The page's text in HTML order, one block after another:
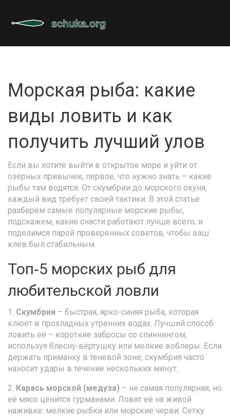
Морская рыба: какие
виды ловить и как
получить лучший улов
Если вы хотите выйти в открытое море и уйти от
озёрных привычек, первое, что нужно знать – какие
рыбы там водятся. От скумбрии до морского окуня,
каждый вид требует своей тактики. В этой статье
разберём самые популярные морские рыбы,
подскажем, какие снасти работают лучше всего, и
поделимся парой проверенных советов, чтобы ваш
клев был стабильным.
Топ‑5 морских рыб для
любительской ловли
1. Скумбрия – быстрая, ярко-синяя рыба, которая
клюёт в прохладных утренних водах. Лучший способ
ловить её – короткие забросы со спиннингом,
используя блесну‑вёртушку или мелкие воблеры. Если
держать приманку в теневой зоне, скумбрия часто
наносит удары в течение нескольких минут.
2. Карась морской (медуза) – не самая популярная, но
её мясо ценится гурманами. Ловят её на живой
наживке: мелкие рыбки или морские черви. Сетку